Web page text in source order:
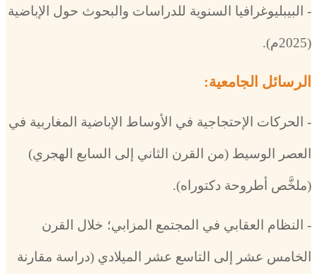
- البيبليوغرافيا السنوية للدراسات والبحوث حول الإباضية
(2025م).
الرسائل الجامعية:
- الحركات الإحتجاجية في الأوساط الإباضية المغاربية في
العصر الوسيط (من القرن الثاني إلى السابع الهجري)
(ملخَّص أطروحة دكتوراه).
- النظام العقابي في المجتمع المزابي؛ خلال القرن
الخامس عشر إلى التاسع عشر الميلادي (دراسة مقارنة